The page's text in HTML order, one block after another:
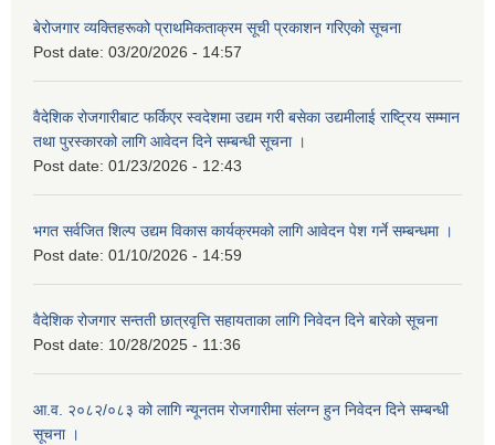
बेरोजगार व्यक्तिहरूको प्राथमिकताक्रम सूची प्रकाशन गरिएको सूचना
Post date: 03/20/2026 - 14:57
वैदेशिक रोजगारीबाट फर्किएर स्वदेशमा उद्यम गरी बसेका उद्यमीलाई राष्ट्रिय सम्मान
तथा पुरस्कारको लागि आवेदन दिने सम्बन्धी सूचना ।
Post date: 01/23/2026 - 12:43
भगत सर्वजित शिल्प उद्यम विकास कार्यक्रमको लागि आवेदन पेश गर्ने सम्बन्धमा ।
Post date: 01/10/2026 - 14:59
वैदेशिक रोजगार सन्तती छात्रवृत्ति सहायताका लागि निवेदन दिने बारेको सूचना
Post date: 10/28/2025 - 11:36
आ.व. २०८२/०८३ को लागि न्यूनतम रोजगारीमा संलग्न हुन निवेदन दिने सम्बन्धी
सूचना ।